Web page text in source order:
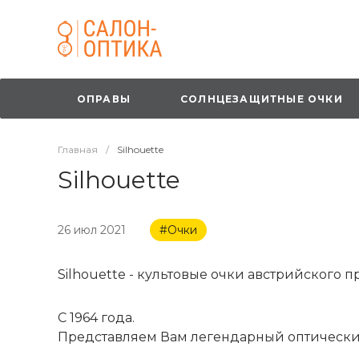
ОПРАВЫ СОЛНЦЕЗАЩИТНЫЕ ОЧКИ
Главная / Silhouette
Silhouette
26 июл 2021 #Очки
Silhouette - культовые очки австрийского
C 1964 года.
Представляем Вам легендарный